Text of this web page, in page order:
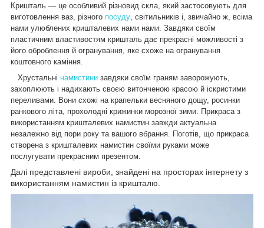
Кришталь — це особливий різновид скла, який застосовують для
виготовлення ваз, різного посуду , світильників і, звичайно ж, всіма
нами улюблених кришталевих нами нами. Завдяки своїм
пластичним властивостям кришталь дає прекрасні можливості з
його оброблення й огранування, яке схоже на огранування
коштовного каміння.
Хрустальні намистини завдяки своїм граням заворожують,
захоплюють і надихають своєю витонченою красою й іскристими
переливами. Вони схожі на крапельки весняного дощу, росинки
ранкового літа, прохолодні крижинки морозної зими. Прикраса з
використанням кришталевих намистин завжди актуальна
незалежно від пори року та вашого вбрання. Поготів, що прикраса
створена з кришталевих намистин своїми руками може
послугувати прекрасним презентом.
Далі представлені вироби, знайдені на просторах інтернету з
використанням намистин із кришталю.